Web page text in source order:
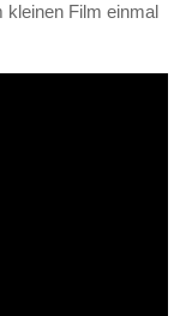
kleinen Film einmal